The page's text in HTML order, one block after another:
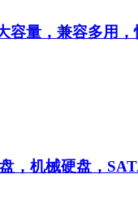
容量，兼容多用
，机械硬盘，